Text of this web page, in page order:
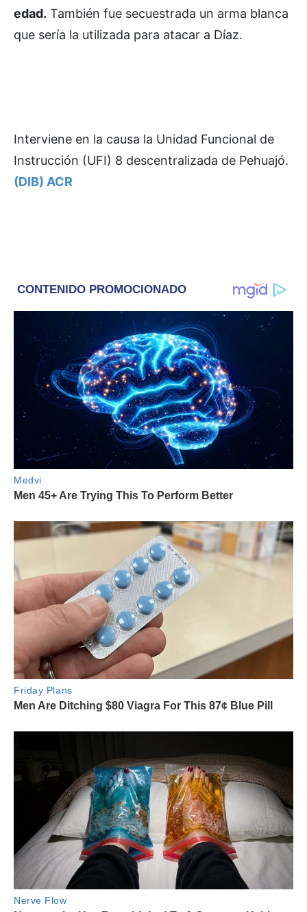
edad. También fue secuestrada un arma blanca
que sería la utilizada para atacar a Díaz.
Interviene en la causa la Unidad Funcional de
Instrucción (UFI) 8 descentralizada de Pehuajó.
(DIB) ACR